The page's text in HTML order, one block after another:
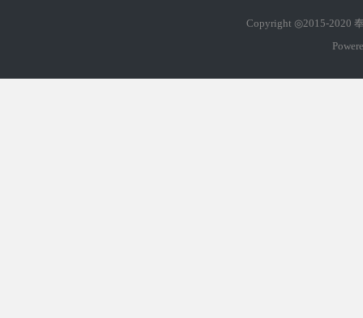
Copyright ◎2015-2020